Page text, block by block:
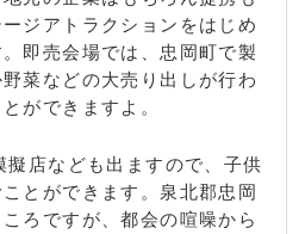
ジアトラクションをはじめ
即売会場では、忠岡町で製
菜などの大売り出しが行わ
ができますよ。
店なども出ますので、子供
とができます。泉北郡忠岡
ろですが、都会の喧噪から